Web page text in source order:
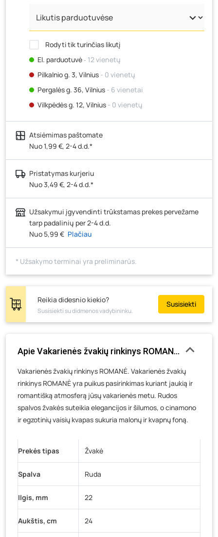
Rodyti tik turinčias likutį
El. parduotuvė‐ 12 vienetų
Pilkalnio g. 3, Vilnius - 0 vienetų
Pergalės g. 36, Vilnius - 6 vienetai
Vilkpėdės g. 12, Vilnius - 0 vienetų
Ateities g. 15, Vilnius- 0 vienetų
Kauno r., Narsiečių k., Vytauto g. 183, Kaunas
vienetas
Šilutės pl. 83A, Klaipėda- 0 vienetų
Pramonės g. 7, Šiauliai
Klaipėdos g. 170R, Panevėžys
J. Basanavičiaus g. 6, Utena
Novočėbės k. 3, Kėdainiai
Skuodo g. 41, Mažeikiai- 0 vienetų
Žemaičių g. 2, Raseiniai
Pramonės g. 6E, Šilutė- 0 vienetų
Gedimino g. 54, Tauragė- 0 vienetų
Veteranų g. 11, Visaginas - 0 vienetų
Baravykų g. 1, Druskininkai- 0 vienetų
Vilniaus g. 89D, Ukmergė- 0 vienetų
K. Donelaičio g. 17, Rokiškis
Šaltupės g. 64, Zarasai- 0 vienetų
Atsiėmimas paštomate
Nuo 1,99 €, 2-4 d.d.*
Pristatymas kurjeriu
Nuo 3,49 €, 2-4 d.d.*
Užsakymui įgyvendinti trūkstamas prekes pervežame
tarp padalinių per 2-4 d.d.
Nuo 5,99 € Plačiau
* Užsakymo terminai yra preliminarūs.
Reikia didesnio kiekio?
Susisiekti su didmenos vadybininku.
Susisiekti
Apie Vakarienės žvakių rinkinys ROMANĖ, rudos
Vakarienės žvakių rinkinys ROMANĖ. Vakarienės žvakių
rinkinys ROMANĖ yra puikus pasirinkimas kuriant jaukią ir
romantišką atmosferą jūsų vakarienės metu. Rudos
spalvos žvakės suteikia elegancijos ir šilumos, o cinamono
ir egzotinių vaisių kvapas sukuria malonų ir kvapnų foną.
Prekės tipas Žvakė
Spalva Ruda
Ilgis, mm 22
Aukštis, cm 24